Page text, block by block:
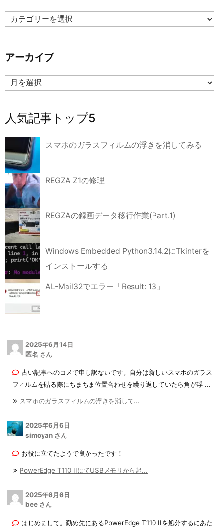
カ
テ
ー
アーカイブ
ア
ー
ブ
人気記事トップ5
スマホのガラスフィルムの浮きを消してみる
REGZA Z1の修理
REGZAの録画データ移行作業(Part.1)
Windows Embedded Python3.14.2にTkinterを
インストールする
AL-Mail32でエラー「Result: 13」
2025年6月14日
匿名 さん
古い記事へのコメで申し訳ないです。自分は新しいスマホのガラス
フィルムを貼る際にちまちま位置合わせを繰り返していたら角が浮 ...
スマホのガラスフィルムの浮きを消して...
2025年6月6日
simoyan さん
お役に立てたようで良かったです！
PowerEdge T110 IIにてUSBメモリから起...
2025年6月6日
bee さん
はじめまして。勤め先にあるPowerEdge T110 IIを処分するにあた